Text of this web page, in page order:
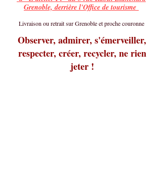
Grenoble, derrière l'Office de tourisme
Livraison ou retrait sur Grenoble et proche couronne
Observer, admirer, s'émerveiller,
respecter, créer, recycler, ne rien
jeter !